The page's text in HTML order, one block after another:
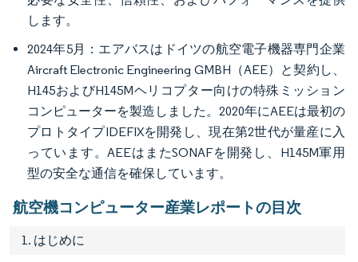
します。
2024年5月：エアバスはドイツの航空電子機器専門企業
Aircraft Electronic Engineering GMBH（AEE）と契約し、
H145およびH145Mヘリコプター向けの特殊ミッション
コンピューターを製造しました。2020年にAEEは最初の
プロトタイプIDEFIXを開発し、現在第2世代が量産に入
っています。AEEはまたSONAFを開発し、H145M軍用
型の安全な通信を確保しています。
航空機コンピューター産業レポートの目次
1. はじめに